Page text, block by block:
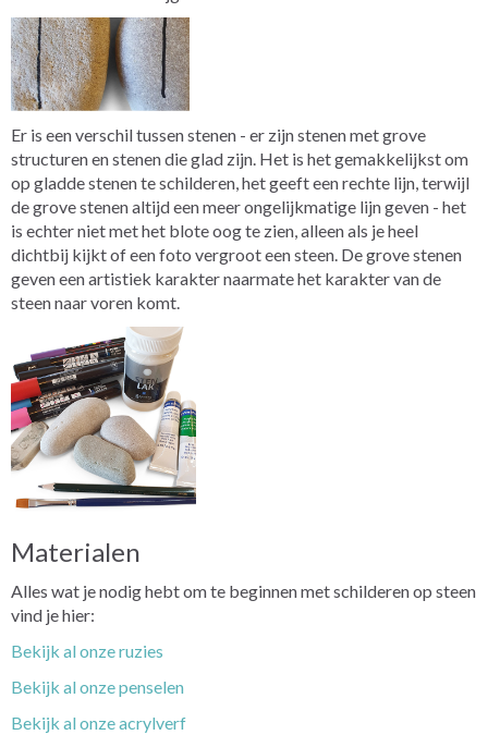
Er is een verschil tussen stenen - er zijn stenen met grove
structuren en stenen die glad zijn. Het is het gemakkelijkst om
op gladde stenen te schilderen, het geeft een rechte lijn, terwijl
de grove stenen altijd een meer ongelijkmatige lijn geven - het
is echter niet met het blote oog te zien, alleen als je heel
dichtbij kijkt of een foto vergroot een steen. De grove stenen
geven een artistiek karakter naarmate het karakter van de
steen naar voren komt.
Materialen
Alles wat je nodig hebt om te beginnen met schilderen op steen
vind je hier:
Bekijk al onze ruzies
Bekijk al onze penselen
Bekijk al onze acrylverf